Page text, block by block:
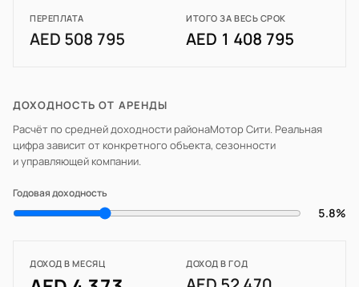
ПЕРЕПЛАТА
AED 508 795
ИТОГО ЗА ВЕСЬ СРОК
AED 1 408 795
ДОХОДНОСТЬ ОТ АРЕНДЫ
Расчёт по средней доходности районаМотор Сити. Реальная
цифра зависит от конкретного объекта, сезонности
и управляющей компании.
Годовая доходность
5.8%
ДОХОД В МЕСЯЦ ДОХОД В ГОД